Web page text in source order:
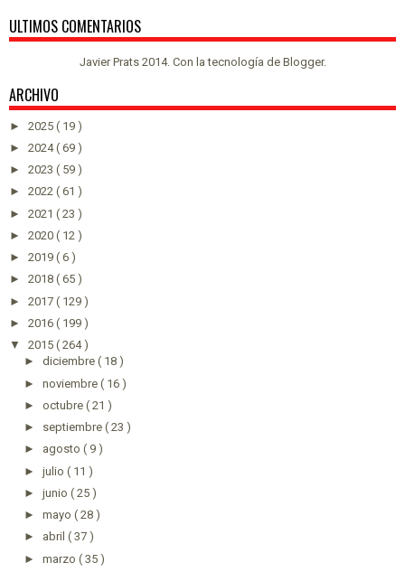
ULTIMOS COMENTARIOS
Javier Prats 2014. Con la tecnología de Blogger.
ARCHIVO
► 2025 ( 19 )
► 2024( 69 )
► 2023 ( 59 )
► 2022 ( 61 )
► 2021 ( 23 )
► 2020 ( 12 )
► 2019 ( 6 )
► 2018 ( 65 )
► 2017 ( 129 )
► 2016 ( 199 )
▼ 2015 ( 264 )
► diciembre ( 18 )
► noviembre ( 16 )
► octubre ( 21 )
► septiembre ( 23 )
► agosto ( 9 )
► julio ( 11 )
► junio ( 25 )
► mayo ( 28 )
► abril ( 37 )
► marzo ( 35 )